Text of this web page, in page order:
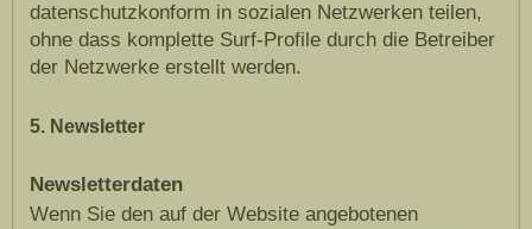
datenschutzkonform in sozialen Netzwerken teilen,
ohne dass komplette Surf-Profile durch die Betreiber
der Netzwerke erstellt werden.
5. Newsletter
Newsletterdaten
Wenn Sie den auf der Website angebotenen